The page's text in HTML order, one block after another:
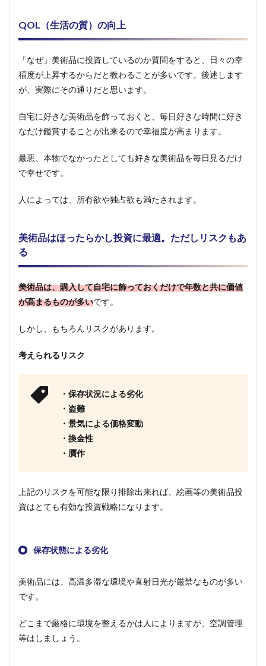
いる方
に共通
徴
1.2
絵画
って
みた
絵画購
入のポ
イント
点）
方法
オーク
1.3.2
画廊
芸術家
から直
接購入
QOL（生活の質）の向上
「なぜ」美術品に投資しているのか質問をすると、日々の幸
福度が上昇するからだと教わることが多いです。後述します
が、実際にその通りだと思います。
自宅に好きな美術品を飾っておくと、毎日好きな時間に好き
なだけ鑑賞することが出来るので幸福度が高まります。
最悪、本物でなかったとしても好きな美術品を毎日見るだけ
で幸せです。
人によっては、所有欲や独占欲も満たされます。
美術品はほったらかし投資に最適。ただしリスクもあ
る
美術品は、購入して自宅に飾っておくだけで年数と共に価値
が高まるものが多いです。
しかし、もちろんリスクがあります。
考えられるリスク
・保存状況による劣化
・盗難
・景気による価格変動
・換金性
・贋作
上記のリスクを可能な限り排除出来れば、絵画等の美術品投
資はとても有効な投資戦略になります。
保存状態による劣化
美術品には、高温多湿な環境や直射日光が厳禁なものが多い
です。
どこまで厳格に環境を整えるかは人によりますが、空調管理
等はしましょう。